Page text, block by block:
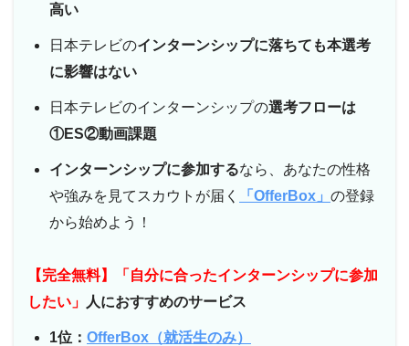
高い
日本テレビのインターンシップに落ちても本選考
に影響はない
日本テレビのインターンシップの選考フローは
①ES②動画課題
インターンシップに参加するなら、あなたの性格
や強みを見てスカウトが届く
「OfferBox」 の登録
から始めよう！
【完全無料】「自分に合ったインターンシップに参加
したい」
人におすすめのサービス
1位： OfferBox（就活生のみ）